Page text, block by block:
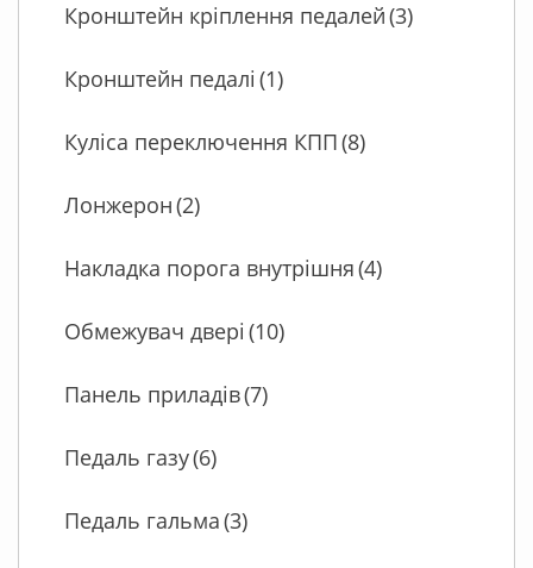
Кронштейн кріплення педалей(3)
Кронштейн педалі (1)
Куліса переключення КПП(8)
Лонжерон(2)
Накладка порога внутрішня(4)
Обмежувач двері (10)
Панель приладів(7)
Педаль газу(6)
Педаль гальма(3)